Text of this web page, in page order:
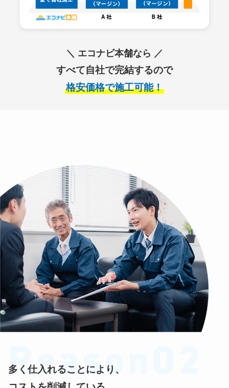
＼ エコナビ本舗なら ／
すべて自社で完結するので
格安価格で施工可能！
多く仕入れることにより、